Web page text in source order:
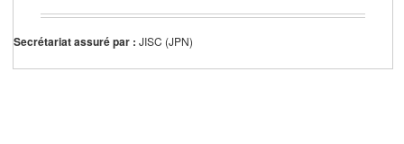
Secrétariat assuré par :JISC (JPN)